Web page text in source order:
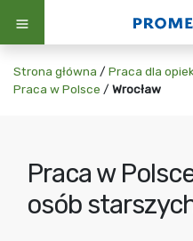
Strona główna / Praca dla
Praca w Polsce / Wrocław
Praca w
osób